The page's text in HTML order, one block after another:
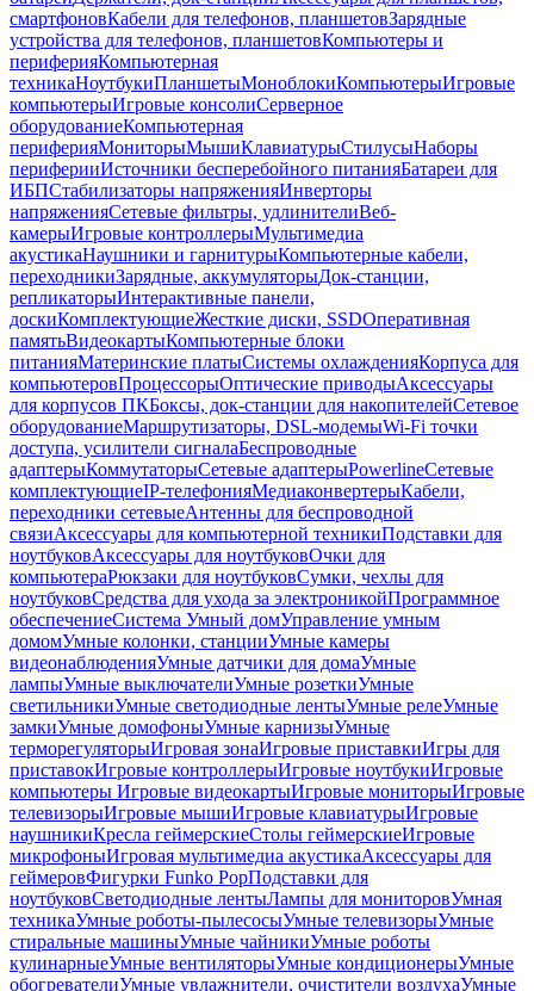
смартфоновКабели для телефонов, планшетовЗарядные
устройства для телефонов, планшетовКомпьютеры и
периферияКомпьютерная
техникаНоутбукиПланшетыМоноблокиКомпьютерыИгровые
компьютерыИгровые консолиСерверное
оборудованиеКомпьютерная
периферияМониторыМышиКлавиатурыСтилусыНаборы
периферииИсточники бесперебойного питанияБатареи для
ИБПСтабилизаторы напряженияИнверторы
напряженияСетевые фильтры, удлинителиВеб-
камерыИгровые контроллерыМультимедиа
акустикаНаушники и гарнитурыКомпьютерные кабели,
переходникиЗарядные, аккумуляторыДок-станции,
репликаторыИнтерактивные панели,
доскиКомплектующиеЖесткие диски, SSDОперативная
памятьВидеокартыКомпьютерные блоки
питанияМатеринские платыСистемы охлажденияКорпуса для
компьютеровПроцессорыОптические приводыАксессуары
для корпусов ПКБоксы, док-станции для накопителейСетевое
оборудованиеМаршрутизаторы, DSL-модемыWi-Fi точки
доступа, усилители сигналаБеспроводные
адаптерыКоммутаторыСетевые адаптерыPowerlineСетевые
комплектующиеIP-телефонияМедиаконвертерыКабели,
переходники сетевыеАнтенны для беспроводной
связиАксессуары для компьютерной техникиПодставки для
ноутбуковАксессуары для ноутбуковОчки для
компьютераРюкзаки для ноутбуковСумки, чехлы для
ноутбуковСредства для ухода за электроникойПрограммное
обеспечениеСистема Умный домУправление умным
домомУмные колонки, станцииУмные камеры
видеонаблюденияУмные датчики для домаУмные
лампыУмные выключателиУмные розеткиУмные
светильникиУмные светодиодные лентыУмные релеУмные
замкиУмные домофоныУмные карнизыУмные
терморегуляторыИгровая зонаИгровые приставкиИгры для
приставокИгровые контроллерыИгровые ноутбукиИгровые
компьютеры Игровые видеокартыИгровые мониторыИгровые
телевизорыИгровые мышиИгровые клавиатурыИгровые
наушникиКресла геймерскиеСтолы геймерскиеИгровые
микрофоныИгровая мультимедиа акустикаАксессуары для
геймеровФигурки Funko PopПодставки для
ноутбуковСветодиодные лентыЛампы для мониторовУмная
техникаУмные роботы-пылесосыУмные телевизорыУмные
стиральные машиныУмные чайникиУмные роботы
кулинарныеУмные вентиляторыУмные кондиционерыУмные
обогревателиУмные увлажнители, очистители воздухаУмные